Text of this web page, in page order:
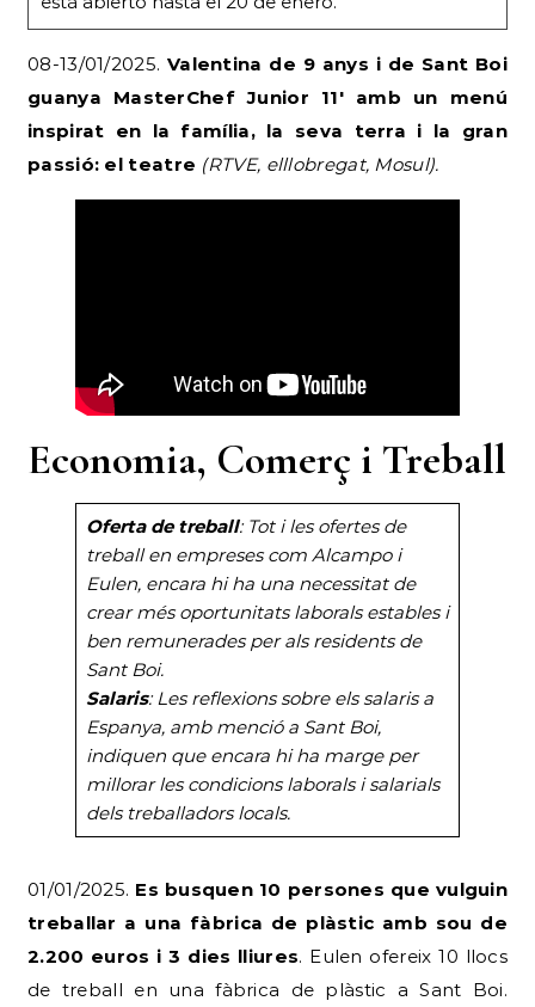
08-13/01/2025. Valentina de 9 anys i de Sant Boi
guanya MasterChef Junior 11′ amb un menú
inspirat en la família, la seva terra i la gran
passió: el teatre (RTVE, elllobregat, Mosul).
Economia, Comerç i Treball
Oferta de treball: Tot i les ofertes de
treball en empreses com Alcampo i
Eulen, encara hi ha una necessitat de
crear més oportunitats laborals estables i
ben remunerades per als residents de
Sant Boi.
Salaris: Les reflexions sobre els salaris a
Espanya, amb menció a Sant Boi,
indiquen que encara hi ha marge per
millorar les condicions laborals i salarials
dels treballadors locals.
01/01/2025. Es busquen 10 persones que vulguin
treballar a una fàbrica de plàstic amb sou de
2.200 euros i 3 dies lliures. Eulen ofereix 10 llocs
de treball en una fàbrica de plàstic a Sant Boi.